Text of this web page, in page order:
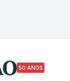
50 ANOS